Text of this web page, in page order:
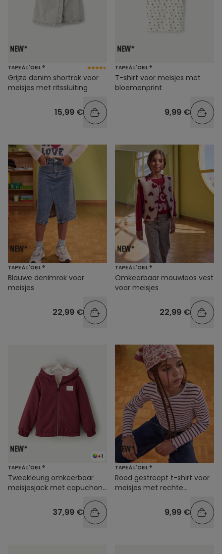
TAPE À L'OEIL ®
Grijze denim shortrok voor
meisjes met ritssluiting
15,99 €
TAPE À L'OEIL ®
T-shirt voor meisjes met
bloemenprint
9,99 €
TAPE À L'OEIL ®
Blauwe denimrok voor
meisjes
22,99 €
TAPE À L'OEIL ®
Omkeerbaar mouwloos vest
voor meisjes
22,99 €
+1
TAPE À L'OEIL ®
Tweekleurig omkeerbaar
meisjesjack met capuchon
37,99 €
TAPE À L'OEIL ®
Rood gestreept t-shirt voor
meisjes met rechte
9,99 €